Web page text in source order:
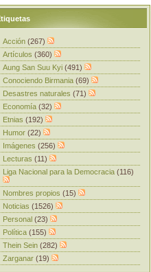
Acción (267)
Artículos (360)
Aung San Suu Kyi (491)
Conociendo Birmania (69)
Desastres naturales (71)
Economía (32)
Etnias (192)
Humor (22)
Imágenes (256)
Lecturas (11)
Liga Nacional para la Democracia (116)
Nombres propios (15)
Noticias (1526)
Personal (23)
Política (155)
Thein Sein (282)
Zarganar (19)